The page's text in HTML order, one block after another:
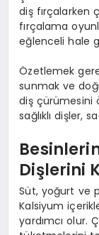
diş fırçalarken
fırçalama
eğlenceli hale
Özetlemek
sunmak ve
diş çürümesini
sağlıklı dişler,
Dişlerini
Süt, yoğurt ve
Kalsiyum
yardımcı olur.